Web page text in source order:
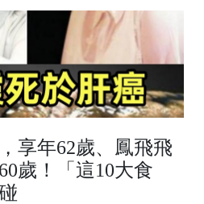
享年62歲、鳳飛飛
歲！「這10大食